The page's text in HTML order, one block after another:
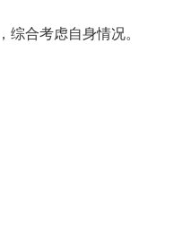
合考虑自身情况。